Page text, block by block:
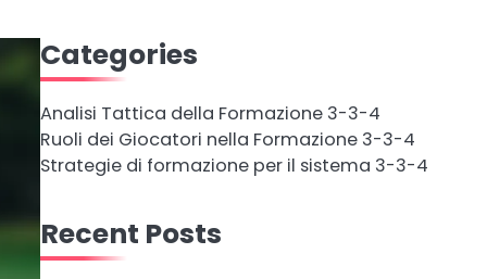
Categories
Analisi Tattica della Formazione 3-3-4
Ruoli dei Giocatori nella Formazione 3-3-4
Strategie di formazione per il sistema 3-3-4
Recent Posts